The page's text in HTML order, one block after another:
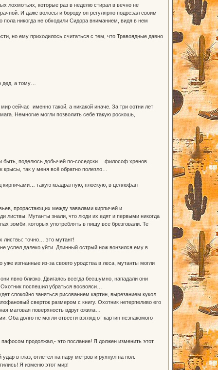
лохмотьях, которые раз в неделю стирал в вечно не
И даже волосы и бороду он регулярно подрезал своим
пола никогда не обходили Сидора вниманием, видя в нем
но ему приходилось считаться с тем, что Травоядные давно
дед, а тому…
сейчас именно такой, а никакой иначе. За три сотни лет
Немногие могли позволить себе такую роскошь,
быть, поделюсь добычей по-соседски… философ хренов.
так у меня всё обратно полезло…
кирпичами… такую квадратную, плоскую, в целлофан
прорастающих между завалами кирпичей и
листвы. Мутанты знали, что люди их едят и первыми никогда
зомби, которых употреблять в пищу все брезговали. Те
точно… это мутант!
успел далеко уйти. Длинный острый нож вонзился ему в
изгнанные из-за своего уродства в леса, мутанты могли
явно близко. Двигаясь всегда бесшумно, нападали они
поспешил убраться восвояси…
спокойно заняться рисованием картин, вырезанием кукол
сверток размером с книгу. Охотник нетерпеливо его
матовая поверхность вдруг ожила…
долго не могли отвести взгляд от картин незнакомого
продолжал,- это послание! Я должен изменить этот
в глаз, отлетел на пару метров и рухнул на пол.
Я изменю этот мир!